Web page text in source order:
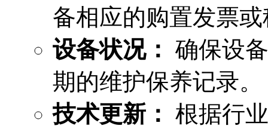
备相应的购置发票
设备状况： 确保设
期的维护保养记录。
技术更新： 根据行